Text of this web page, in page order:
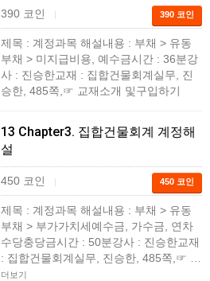
390 코인 | 390 코인
제목 : 계정과목 해설내용 : 부채 > 유동
부채 > 미지급비용, 예수금시간 : 36분강
사 : 진승한교재 : 집합건물회계실무, 진
승한, 485쪽,☞ 교재소개 및구입하기
13 Chapter3. 집합건물회계 계정해
설
450 코인 | 450 코인
제목 : 계정과목 해설내용 : 부채 > 유동
부채 > 부가가치세예수금, 가수금, 연차
수당충당금시간 : 50분강사 : 진승한교재
: 집합건물회계실무, 진승한, 485쪽,☞ …
더보기